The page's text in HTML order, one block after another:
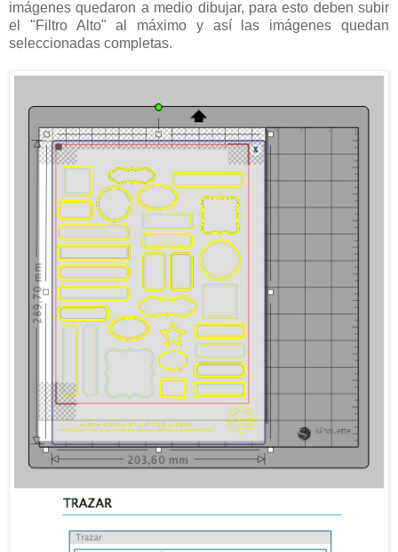
imágenes quedaron a medio dibujar, para esto deben subir
el "Filtro Alto" al máximo y así las imágenes quedan
seleccionadas completas.